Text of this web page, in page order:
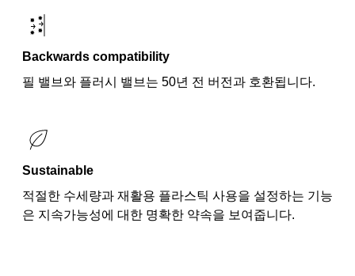
Backwards compatibility
필 밸브와 플러시 밸브는 50년 전 버전과 호환됩니다.
Sustainable
적절한 수세량과 재활용 플라스틱 사용을 설정하는 기능
은 지속가능성에 대한 명확한 약속을 보여줍니다.